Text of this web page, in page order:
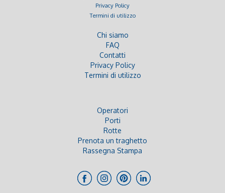
Privacy Policy
Termini di utilizzo
Chi siamo
FAQ
Contatti
Privacy Policy
Termini di utilizzo
Operatori
Porti
Rotte
Prenota un traghetto
Rassegna Stampa